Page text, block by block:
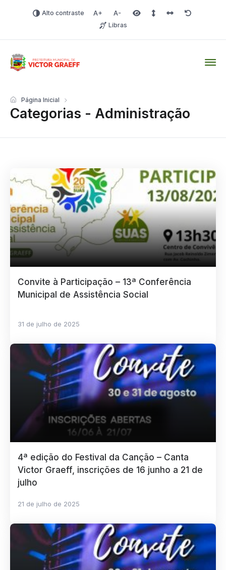
Alto contraste Aumentar fonte
Diminuir fonteÁrea selecionada
Espaçamento de linha
Espaço dos
Redefinir
Libras
Categorias - Administração
Página Inicial
Convite à Participação – 13ª Conferência
Municipal de Assistência Social
31 de julho de 2025
4ª edição do Festival da Canção – Canta
Victor Graeff, inscrições de 16 junho a 21 de
julho
21 de julho de 2025